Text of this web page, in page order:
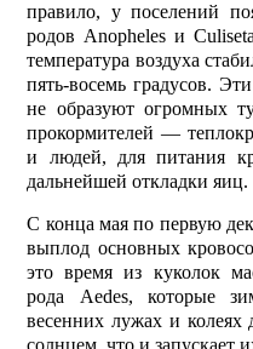
правило, у поселений
родов Anopheles и
температура воздуха
пять-восемь градусов.
не образуют огромных
прокормителей —
и людей, для питания
дальнейшей откладки яиц.
С конца мая по первую
выплод основных
это время из куколок
рода Aedes, которые
весенних лужах и колеях